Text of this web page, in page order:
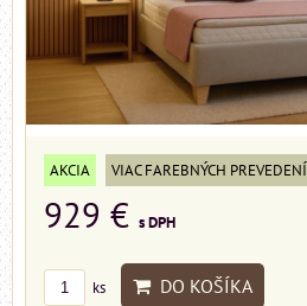
AKCIA VIAC FAREBNÝCH PREVEDENÍ
929 € s DPH
ks DO KOŠÍKA